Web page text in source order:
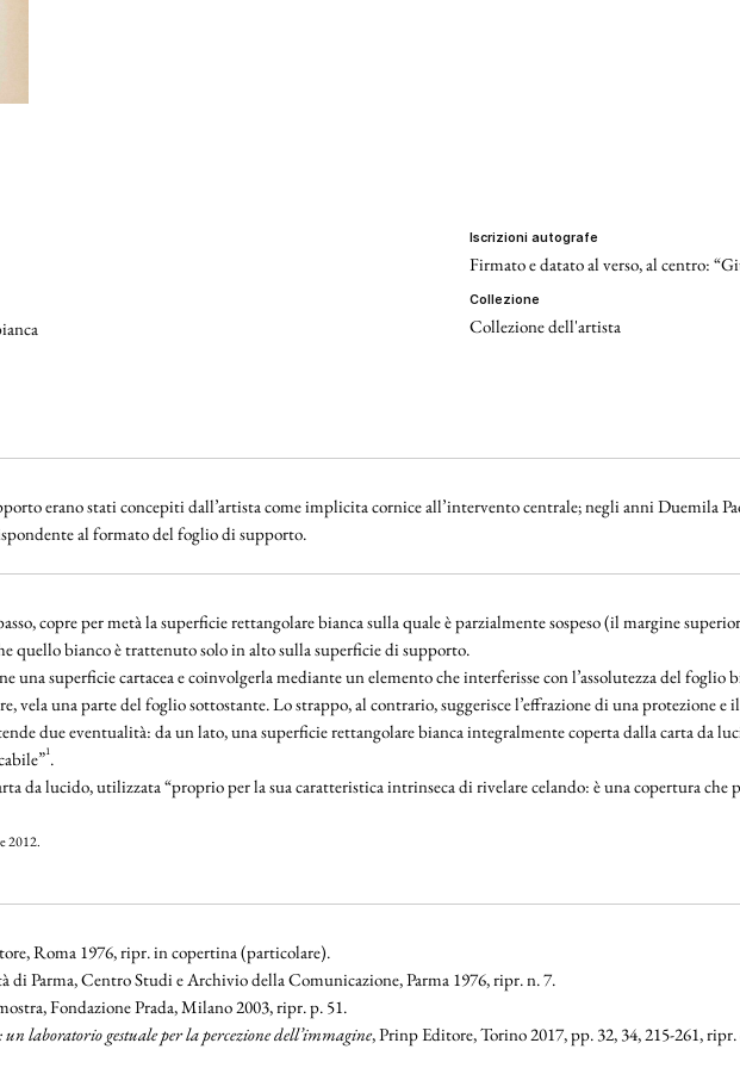
iscrizioni autografe
Firmato e datato al verso, al centro:
collezione
Collezione dell'artista
erano stati concepiti dall’artista come implicita cornice all’intervento centrale; negli anni Duemila
al formato del foglio di supporto.
copre per metà la superficie rettangolare bianca sulla quale è parzialmente sospeso (il margine
quello bianco è trattenuto solo in alto sulla superficie di supporto.
una superficie cartacea e coinvolgerla mediante un elemento che interferisse con l’assolutezza del
vela una parte del foglio sottostante. Lo strappo, al contrario, suggerisce l’effrazione di una protezione
due eventualità: da un lato, una superficie rettangolare bianca integralmente coperta dalla carta da
1.
da lucido, utilizzata “proprio per la sua caratteristica intrinseca di rivelare celando: è una copertura che
2012.
Roma 1976, ripr. in copertina (particolare).
di Parma, Centro Studi e Archivio della Comunicazione, Parma 1976, ripr. n. 7.
Fondazione Prada, Milano 2003, ripr. p. 51.
laboratorio gestuale per la percezione dell’immagine, Prinp Editore, Torino 2017, pp. 32, 34, 215-261, ripr.